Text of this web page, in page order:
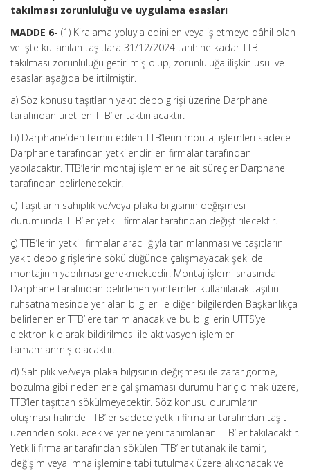
takılması zorunluluğu ve uygulama esasları
MADDE 6- (1) Kiralama yoluyla edinilen veya işletmeye dâhil olan
ve işte kullanılan taşıtlara 31/12/2024 tarihine kadar TTB
takılması zorunluluğu getirilmiş olup, zorunluluğa ilişkin usul ve
esaslar aşağıda belirtilmiştir.
a) Söz konusu taşıtların yakıt depo girişi üzerine Darphane
tarafından üretilen TTB’ler taktırılacaktır.
b) Darphane’den temin edilen TTB’lerin montaj işlemleri sadece
Darphane tarafından yetkilendirilen firmalar tarafından
yapılacaktır. TTB’lerin montaj işlemlerine ait süreçler Darphane
tarafından belirlenecektir.
c) Taşıtların sahiplik ve/veya plaka bilgisinin değişmesi
durumunda TTB’ler yetkili firmalar tarafından değiştirilecektir.
ç) TTB’lerin yetkili firmalar aracılığıyla tanımlanması ve taşıtların
yakıt depo girişlerine söküldüğünde çalışmayacak şekilde
montajının yapılması gerekmektedir. Montaj işlemi sırasında
Darphane tarafından belirlenen yöntemler kullanılarak taşıtın
ruhsatnamesinde yer alan bilgiler ile diğer bilgilerden Başkanlıkça
belirlenenler TTB’lere tanımlanacak ve bu bilgilerin UTTS’ye
elektronik olarak bildirilmesi ile aktivasyon işlemleri
tamamlanmış olacaktır.
d) Sahiplik ve/veya plaka bilgisinin değişmesi ile zarar görme,
bozulma gibi nedenlerle çalışmaması durumu hariç olmak üzere,
TTB’ler taşıttan sökülmeyecektir. Söz konusu durumların
oluşması halinde TTB’ler sadece yetkili firmalar tarafından taşıt
üzerinden sökülecek ve yerine yeni tanımlanan TTB’ler takılacaktır.
Yetkili firmalar tarafından sökülen TTB’ler tutanak ile tamir,
değişim veya imha işlemine tabi tutulmak üzere alıkonacak ve